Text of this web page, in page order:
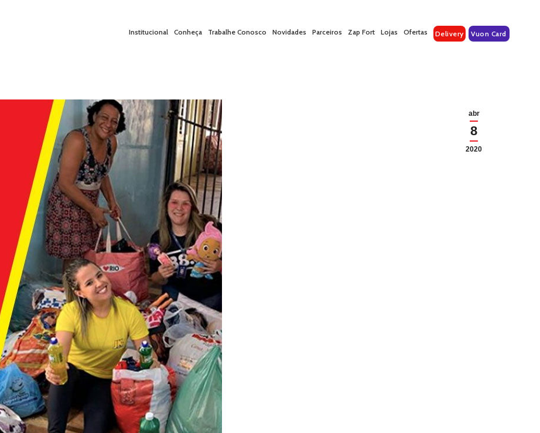
Institucional Conheça Trabalhe Conosco Novidades Parceiros Zap Fort Lojas Ofertas Delivery Vuon Card
abr
8
2020